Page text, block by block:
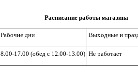
Расписание работы магазина
Рабочие дни Выходные и
8.00-17.00 (обед с 12.00-13.00) Не работает